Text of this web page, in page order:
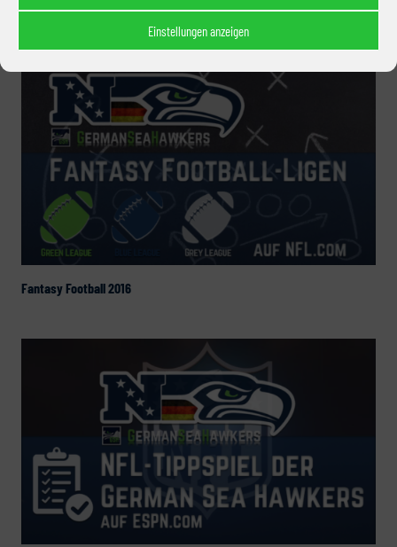
Einstellungen anzeigen
Tellerrand: Regular Season 2016 (Week 1)
Fantasy Football 2016